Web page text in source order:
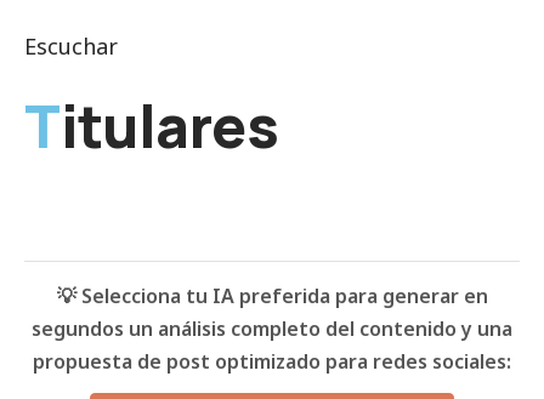
Escuchar
Titulares
💡 Selecciona tu IA preferida para generar en
segundos un análisis completo del contenido y una
propuesta de post optimizado para redes sociales: